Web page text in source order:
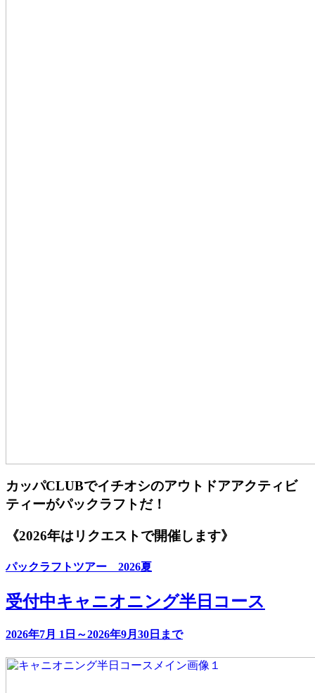
カッパCLUBでイチオシのアウトドアアクティビ
ティーがパックラフトだ！
《2026年はリクエストで開催します》
パックラフトツアー 2026夏
受付中キャニオニング半日コース
2026年7月 1日～2026年9月30日まで